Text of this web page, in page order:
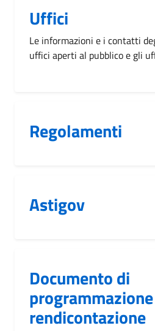
Uffici
Le informazioni e i contatti
uffici aperti al pubblico e gli
Regolamenti
Astigov
Documento di
rendicontazione